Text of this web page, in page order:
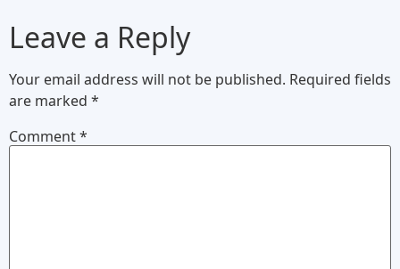
Leave a Reply
Your email address will not be published. Required fields
are marked *
Comment*